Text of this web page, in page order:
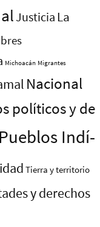
Justicia La
Michoacán Migrantes
Nacional
polí­ticos y de
Pueblos Indí­
Tierra y territorio
y derechos